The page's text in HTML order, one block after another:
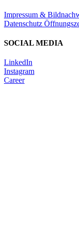
Impressum &
Datenschutz
SOCIAL MEDIA
LinkedIn
Instagram
Career